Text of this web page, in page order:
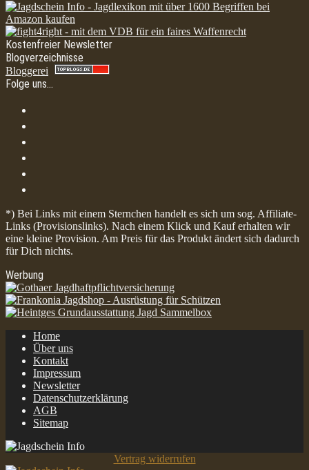
Kostenfreier Newsletter
Blogverzeichnisse
Bloggerei
Folge uns…
*) Bei Links mit einem Sternchen handelt es sich um sog. Affiliate-
Links (Provisionslinks). Nach einem Klick und Kauf erhalten wir
eine kleine Provision. Am Preis für das Produkt ändert sich dadurch
für Dich nichts.
Werbung
Home
Über uns
Kontakt
Impressum
Newsletter
Datenschutzerklärung
AGB
Sitemap
Vertrag widerrufen